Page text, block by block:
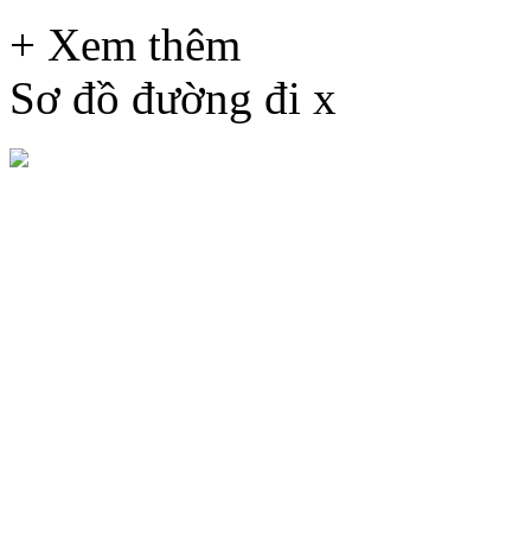
+ Xem thêm
Sơ đồ đường đi x